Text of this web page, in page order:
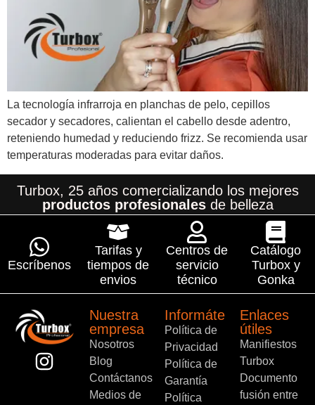
La tecnología infrarroja en planchas de pelo, cepillos
secador y secadores, calientan el cabello desde adentro,
reteniendo humedad y reduciendo frizz. Se recomienda usar
temperaturas moderadas para evitar daños.
Turbox, 25 años comercializando los mejores
productos profesionalesde belleza
Escríbenos
Tarifas y
tiempos de
envios
Centros de
servicio
técnico
Catálogo
Turbox y
Gonka
Nuestra
empresa
Nosotros
Blog
Contáctanos
Medios de
Informáte
Política de
Privacidad
Política de
Garantía
Política
Enlaces
útiles
Manifiestos
Turbox
Documento
fusión entre